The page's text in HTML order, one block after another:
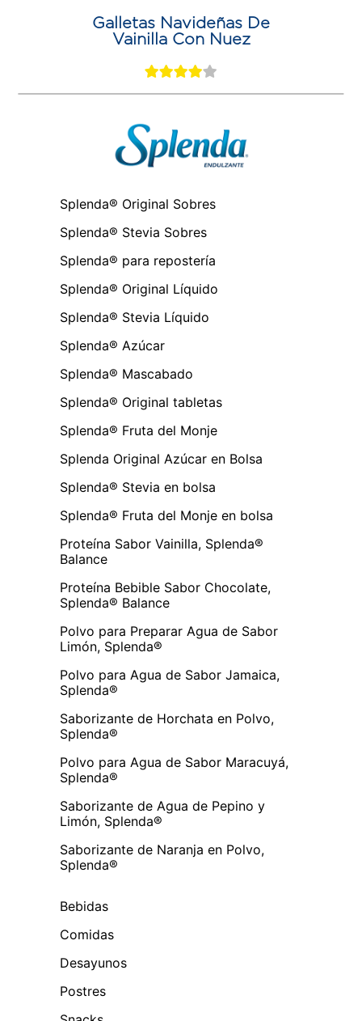
Galletas Navideñas De
Vainilla Con Nuez
Splenda® Original Sobres
Splenda® Stevia Sobres
Splenda® para repostería
Splenda® Original Líquido
Splenda® Stevia Líquido
Splenda® Azúcar
Splenda® Mascabado
Splenda® Original tabletas
Splenda® Fruta del Monje
Splenda Original Azúcar en Bolsa
Splenda® Stevia en bolsa
Splenda® Fruta del Monje en bolsa
Proteína Sabor Vainilla, Splenda®
Balance
Proteína Bebible Sabor Chocolate,
Splenda® Balance
Polvo para Preparar Agua de Sabor
Limón, Splenda®
Polvo para Agua de Sabor Jamaica,
Splenda®
Saborizante de Horchata en Polvo,
Splenda®
Polvo para Agua de Sabor Maracuyá,
Splenda®
Saborizante de Agua de Pepino y
Limón, Splenda®
Saborizante de Naranja en Polvo,
Splenda®
Bebidas
Comidas
Desayunos
Postres